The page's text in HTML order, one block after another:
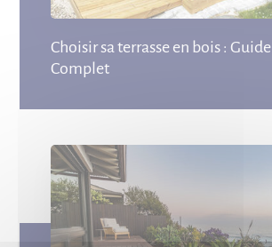
Choisir sa terrasse en bois : Guide
Complet